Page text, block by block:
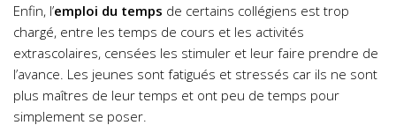
Enfin, l’emploi du temps de certains collégiens est trop
chargé, entre les temps de cours et les activités
extrascolaires, censées les stimuler et leur faire prendre de
l’avance. Les jeunes sont fatigués et stressés car ils ne sont
plus maîtres de leur temps et ont peu de temps pour
simplement se poser.